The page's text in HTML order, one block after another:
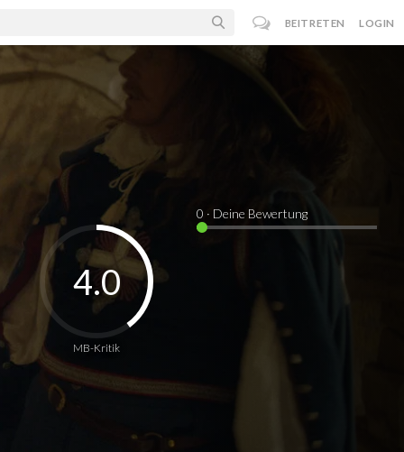
BEITRETEN LOGIN
MB-Kritik
4.0
0 · Deine Bewertung